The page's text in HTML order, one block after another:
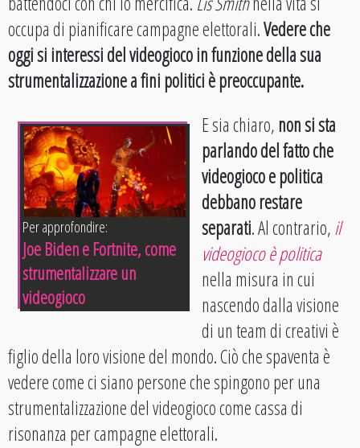
occupa di pianificare campagne elettorali.Vedere che
oggi si interessi del videogioco in funzione della sua
strumentalizzazione a fini politici è preoccupante.
Per approfondire:
Joe Biden e Fortnite, come
strumentalizzare un
videogioco
E sia chiaro,non si sta
parlando del fatto che
videogioco e politica
debbano restare
separati. Al contrario,il
videogioco è politica
nella misura in cui
nascendo dalla visione
di un team di creativi è
figlio della loro visione del mondo. Ciò che spaventa è
vedere come ci siano persone che spingono per una
strumentalizzazione del videogioco come cassa di
risonanza per campagne elettorali.